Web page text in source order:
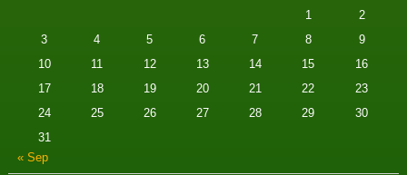
1
2
3
4 5 6 7 8
9
10
11 12 13 14 15
16
17
18 19 20 21 22
23
24
25 26 27 28 29
30
31
« Sep